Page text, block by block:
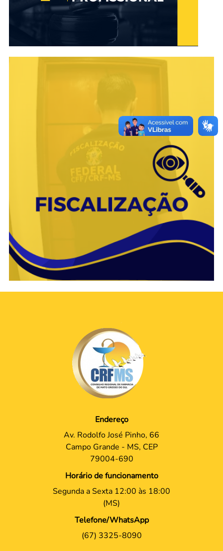
Endereço
Av. Rodolfo José Pinho, 66
Campo Grande - MS, CEP
79004-690
Horário de funcionamento
Segunda a Sexta 12:00 às 18:00
(MS)
Telefone/WhatsApp
(67) 3325-8090